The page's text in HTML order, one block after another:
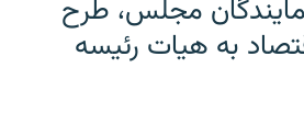
مجلس، طرح
به هیات رئیسه